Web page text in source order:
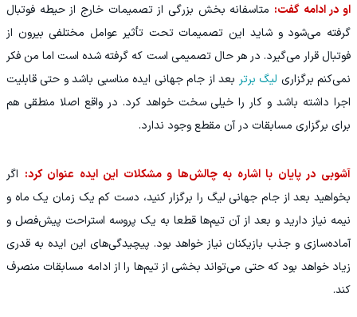
او در ادامه گفت: متاسفانه بخش بزرگی از تصمیمات خارج از حیطه فوتبال
گرفته می‌شود و شاید این تصمیمات تحت تأثیر عوامل مختلفی بیرون از
فوتبال قرار می‌گیرد. در هر حال تصمیمی است که گرفته شده است اما من فکر
نمی‌کنم برگزاری لیگ برتر بعد از جام جهانی ایده مناسبی باشد و حتی قابلیت
اجرا داشته باشد و کار را خیلی سخت خواهد کرد. در واقع اصلا منطقی هم
برای برگزاری مسابقات در آن مقطع وجود ندارد.
آشوبی در پایان با اشاره به چالش‌ها و مشکلات این ایده عنوان کرد: اگر
بخواهید بعد از جام جهانی لیگ را برگزار کنید، دست کم یک زمان یک ماه و
نیمه نیاز دارید و بعد از آن تیم‌ها قطعا به یک پروسه استراحت پیش‌فصل و
آماده‌سازی و جذب بازیکنان نیاز خواهد بود. پیچیدگی‌های این ایده به قدری
زیاد خواهد بود که حتی می‌تواند بخشی از تیم‌ها را از ادامه مسابقات منصرف
کند.